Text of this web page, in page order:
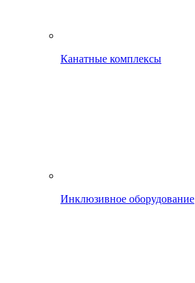
Канатные комплексы
Инклюзивное оборудование